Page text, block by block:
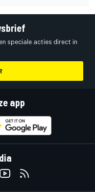
speciale acties direct in
app